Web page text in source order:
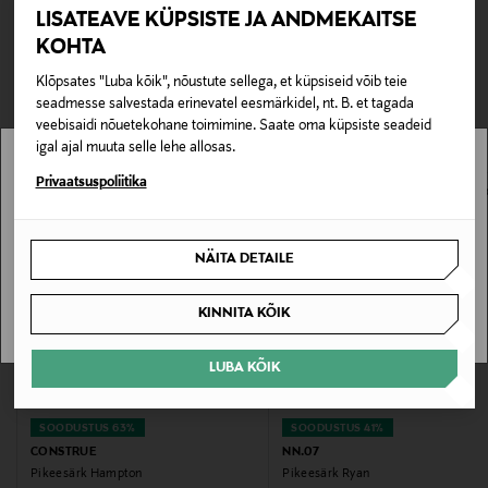
LISATEAVE KÜPSISTE JA ANDMEKAITSE
KOHTA
Klõpsates "Luba kõik", nõustute sellega, et küpsiseid võib teie
seadmesse salvestada erinevatel eesmärkidel, nt. B. et tagada
veebisaidi nõuetekohane toimimine. Saate oma küpsiste seadeid
igal ajal muuta selle lehe allosas.
Privaatsuspoliitika
NÄITA DETAILE
KINNITA KÕIK
LUBA KÕIK
Materjal on pehme, vastupidav ja aitab säilitada värvide
kirkust.
Tootenumber
177812376
Materjal
Hooldusjuhendid
Masinpesu 30 °C. Mitte valgendada. Trummelkuivatus
Vajaduse korral triikida madalal temperatuuril
Värv
BLUE
Kättesaamine poest
0,00 €
Tarnimine pakiautomaati või postkontorisse
0,00 € – 4,90 €
TEISED KLIENDID
VAATASID KA
SOODUSTUS 63%
CONSTRUE
Pikeesärk Hampton
SOODUSTUS 41%
NN.07
Pikeesärk Ryan
Stockmann pole Sinu riigis saadaval.
SAAN ARU